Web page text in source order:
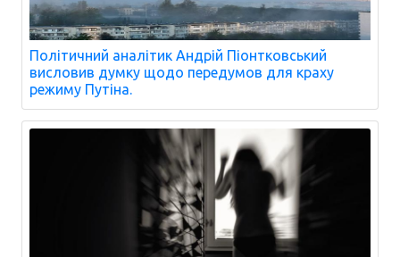
Політичний аналітик Андрій Піонтковський
висловив думку щодо передумов для краху
режиму Путіна.